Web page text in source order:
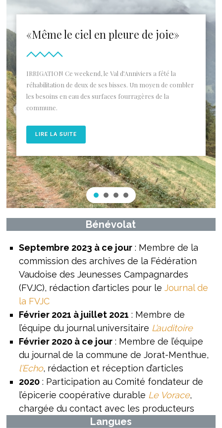
«Même le ciel en pleure de joie»
IRRIGATION Ce weekend, le Val d’Anniviers a fêté la
réhabilitation de deux de ses bisses. Un moyen de combler
les besoins en eau des surfaces fourragères de la
commune.
LIRE LA SUITE
Bénévolat
Septembre 2023 à ce jour: Membre de la
commission des archives de la Fédération
Vaudoise des Jeunesses Campagnardes
(FVJC), rédaction d’articles pour le Journal de
la FVJC
Février 2021 à juillet 2021 : Membre de
l’équipe du journal universitaire L’auditoire
Février 2020 à ce jour: Membre de l’équipe
du journal de la commune de Jorat-Menthue,
l’Echo, rédaction et réception d’articles
2020: Participation au Comité fondateur de
l’épicerie coopérative durable Le Vorace,
chargée du contact avec les producteurs
Langues